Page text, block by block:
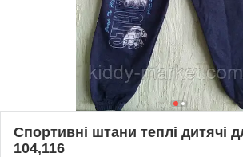
Спортивні штани теплі дитячі
104,116